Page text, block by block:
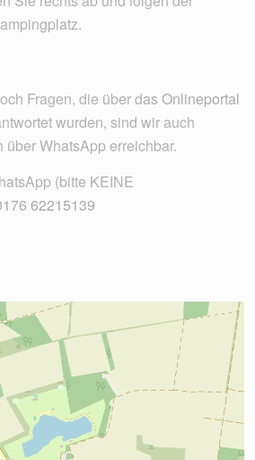
Fragen, die über dasOnlineportal
wurden, sind wir auch
über WhatsApp erreichbar.
(bitte KEINE
62215139